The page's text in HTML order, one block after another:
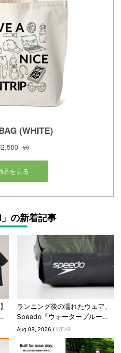
」の新着記事
ランニング後の濡れたウェア、
Speedo『ウォータープルー...
Aug 08, 2026 /WEAR